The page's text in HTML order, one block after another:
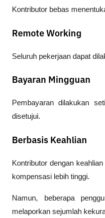
Kontributor bebas
Remote Working
Seluruh pekerjaan dapat
Bayaran Mingguan
Pembayaran dilakukan
disetujui.
Berbasis Keahlian
Kontributor dengan
kompensasi lebih tinggi.
Namun, beberapa
melaporkan sejumlah